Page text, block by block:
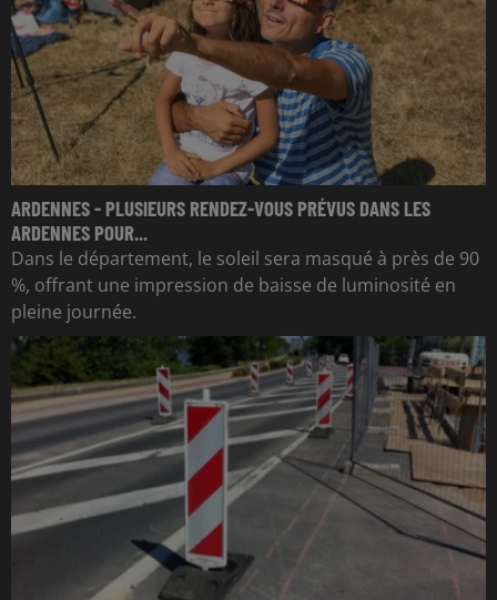
ARDENNES - PLUSIEURS RENDEZ-VOUS PRÉVUS DANS LES
ARDENNES POUR...
Dans le département, le soleil sera masqué à près de 90
%, offrant une impression de baisse de luminosité en
pleine journée.